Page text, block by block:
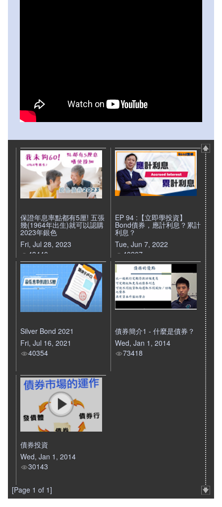
保證年息率點都有5厘! 五張
幾(1964年出生)就可以認購
2023年銀色
Fri, Jul 28, 2023
43440
EP 94 :【立即學投資】
Bond債券，應計利息？累計
利息？
Tue, Jun 7, 2022
40207
Silver Bond 2021
Fri, Jul 16, 2021
40354
債券簡介1 - 什麼是債券？
Wed, Jan 1, 2014
73418
債券投資
Wed, Jan 1, 2014
30143
[Page 1 of 1]